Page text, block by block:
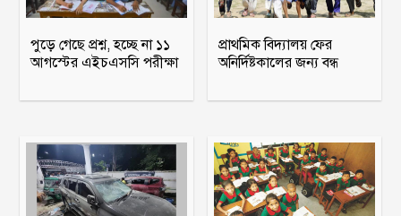
পুড়ে গেছে প্রশ্ন, হচ্ছে না ১১
আগস্টের এইচএসসি পরীক্ষা
প্রাথমিক বিদ্যালয় ফের
অনির্দিষ্টকালের জন্য বন্ধ